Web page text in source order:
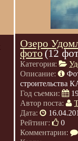
Озеро
фото(12
Категория:
Описание:
строительства
Год съемки:
Автор поста:
Дата:
Рейтинг:
0
Комментарии: